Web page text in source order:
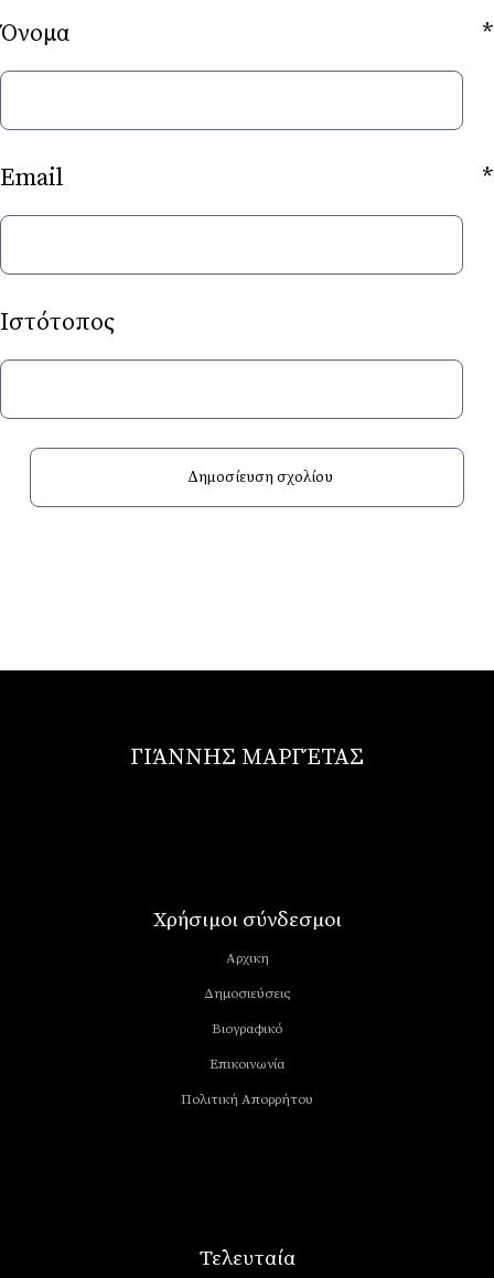
Όνομα *
Email *
Ιστότοπος
ΓΙΆΝΝΗΣ ΜΑΡΓΈΤΑΣ
Χρήσιμοι σύνδεσμοι
Αρχικη
Δημοσιεύσεις
Βιογραφικό
Επικοινωνία
Πολιτική Απορρήτου
Τελευταία